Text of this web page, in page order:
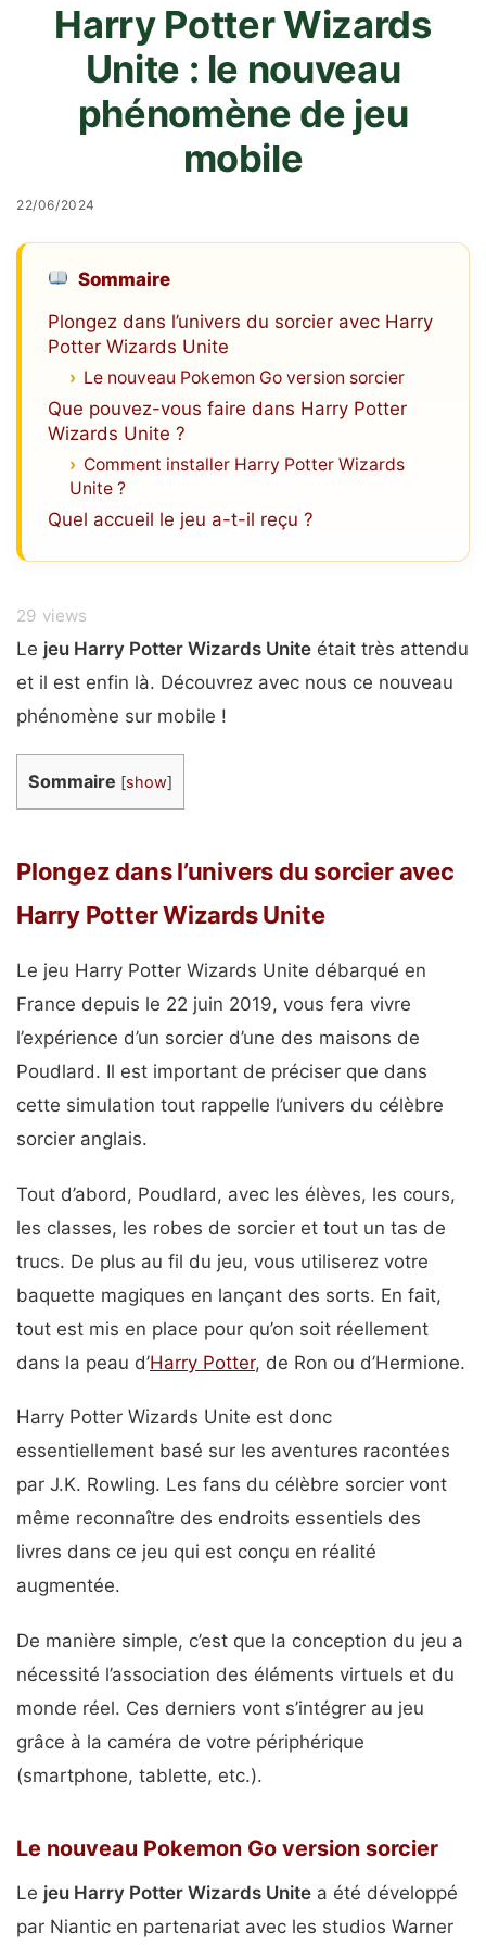
Harry Potter Wizards
Unite : le nouveau
phénomène de jeu
mobile
22/06/2024
Sommaire
Plongez dans l’univers du sorcier avec Harry
Potter Wizards Unite
Le nouveau Pokemon Go version sorcier
Que pouvez-vous faire dans Harry Potter
Wizards Unite ?
Comment installer Harry Potter Wizards
Unite ?
Quel accueil le jeu a-t-il reçu ?
29 views
Le jeu Harry Potter Wizards Unite était très attendu
et il est enfin là. Découvrez avec nous ce nouveau
phénomène sur mobile !
Sommaire [show]
Plongez dans l’univers du sorcier avec
Harry Potter Wizards Unite
Le jeu Harry Potter Wizards Unite débarqué en
France depuis le 22 juin 2019, vous fera vivre
l’expérience d’un sorcier d’une des maisons de
Poudlard. Il est important de préciser que dans
cette simulation tout rappelle l’univers du célèbre
sorcier anglais.
Tout d’abord, Poudlard, avec les élèves, les cours,
les classes, les robes de sorcier et tout un tas de
trucs. De plus au fil du jeu, vous utiliserez votre
baquette magiques en lançant des sorts. En fait,
tout est mis en place pour qu’on soit réellement
dans la peau d’Harry Potter, de Ron ou d’Hermione.
Harry Potter Wizards Unite est donc
essentiellement basé sur les aventures racontées
par J.K. Rowling. Les fans du célèbre sorcier vont
même reconnaître des endroits essentiels des
livres dans ce jeu qui est conçu en réalité
augmentée.
De manière simple, c’est que la conception du jeu a
nécessité l’association des éléments virtuels et du
monde réel. Ces derniers vont s’intégrer au jeu
grâce à la caméra de votre périphérique
(smartphone, tablette, etc.).
Le nouveau Pokemon Go version sorcier
Le jeu Harry Potter Wizards Unite a été développé
par Niantic en partenariat avec les studios Warner